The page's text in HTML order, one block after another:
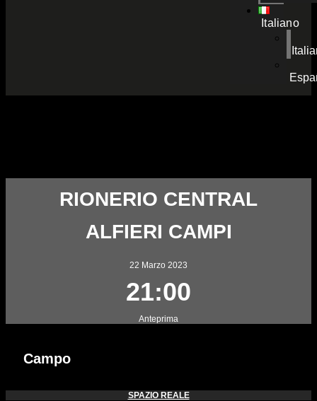
Italiano
RIONERIO CENTRAL
ALFIERI CAMPI
22 Marzo 2023
21:00
Anteprima
Campo
SPAZIO REALE